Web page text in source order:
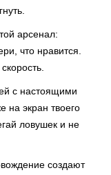
арсенал:
что нравится.
с настоящими
экран твоего
ловушек и не
создают